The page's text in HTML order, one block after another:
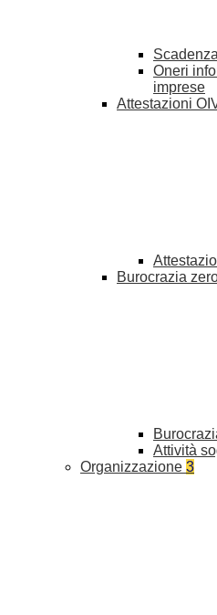
Oneri
imprese
Attestazioni
Burocrazia
Attività
Organizzazione 3